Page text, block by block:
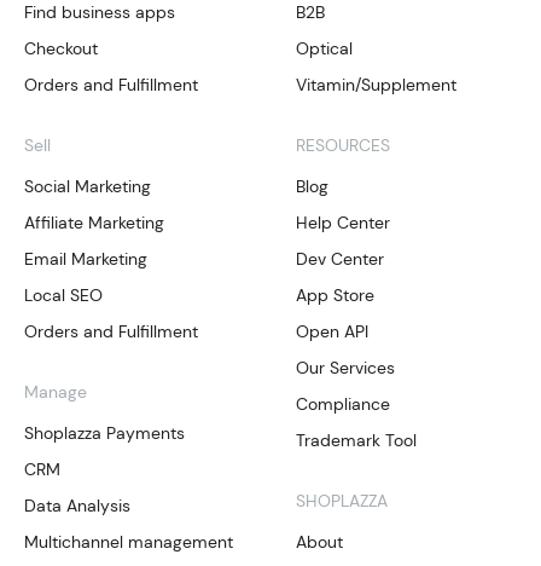
Find business apps
Checkout
Orders and Fulfillment
Sell
Social Marketing
Affiliate Marketing
Email Marketing
Local SEO
Orders and Fulfillment
Manage
Shoplazza Payments
CRM
Data Analysis
Multichannel management
B2B
Optical
Vitamin/Supplement
RESOURCES
Blog
Help Center
Dev Center
App Store
Open API
Our Services
Compliance
Trademark Tool
SHOPLAZZA
About